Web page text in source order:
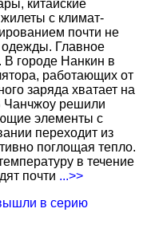
китайские
с климат-
почти не
одежды. Главное
В городе Нанкин в
работающих от
заряда хватает на
Чанчжоу решили
элементы с
переходит из
поглощая тепло.
в течение
почти ...>>
в серию